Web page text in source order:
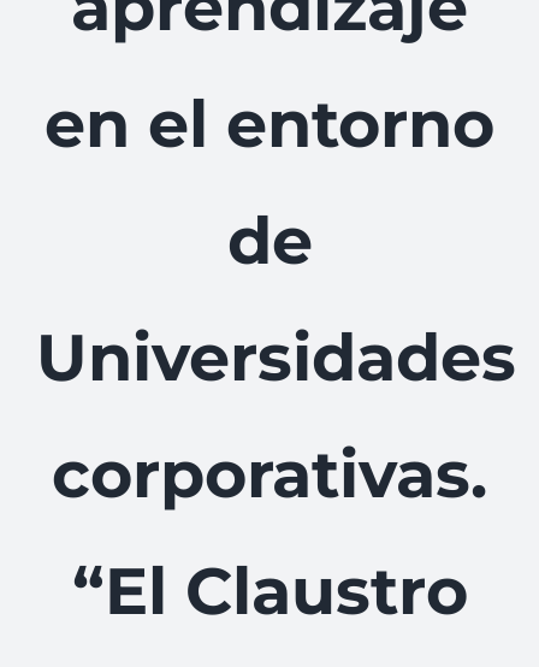
en el entorno
de
Universidades
corporativas.
“El Claustro